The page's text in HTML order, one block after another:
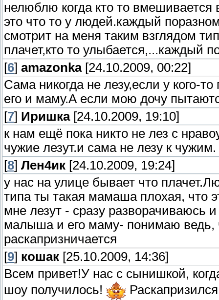
нелюблю когда кто то
это что то у людей.каждый
смотрит на меня таким взглядом
плачет,кто то улыбается,...каждый
[6] amazonka[24.10.2009, 00:22]
Сама никогда не лезу,если у кого-
его и маму.А если мою дочу
[7] Иришка[24.10.2009, 19:10]
к нам ещё пока никто не лез с
чужие лезут.и сама не лезу к чужим.
[8] Лен4ик [24.10.2009, 19:24]
у нас на улице бывает что
типа ты такая мамаша плохая, что
мне лезут - сразу разворачиваюсь
малыша и его маму- понимаю ведь,
раскапризничается
[9] кошак [25.10.2009, 14:36]
Всем привет!У нас с сынишкой,
шоу получилось!